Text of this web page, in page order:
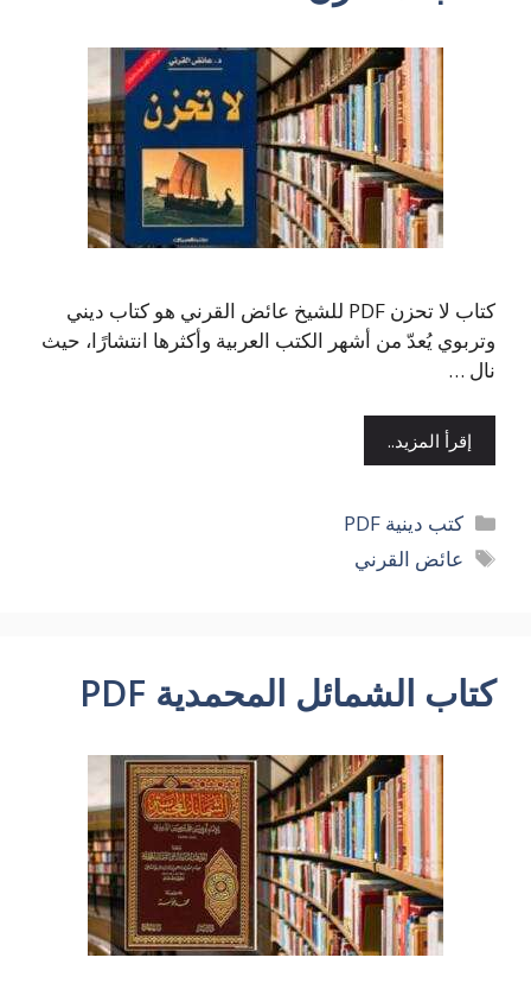
كتاب لا تحزن PDF للشيخ عائض القرني هو كتاب ديني
وتربوي يُعدّ من أشهر الكتب العربية وأكثرها انتشارًا، حيث
نال …
إقرأ المزيد..
التصنيفات
كتب دينية PDF
الوسوم
عائض القرني
كتاب الشمائل المحمدية PDF